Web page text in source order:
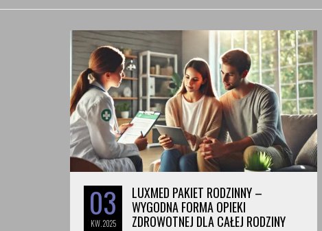
03
KW.2025
LUXMED PAKIET RODZINNY –
WYGODNA FORMA OPIEKI
ZDROWOTNEJ DLA CAŁEJ RODZINY